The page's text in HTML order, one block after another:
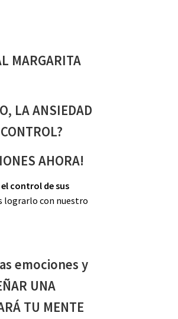
MARGARITA
LA ANSIEDAD
AHORA!
control de sus
lograrlo con nuestro
emociones y
UNA
TU MENTE